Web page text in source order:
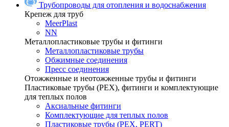
Трубопроводы для отопления и водоснабжения
Крепеж для труб
MeerPlast
NN
Металлопластиковые трубы и фитинги
Металлопластиковые трубы
Обжимные соединения
Пресс соединения
Отожженные и неотожженные трубы и фитинги
Пластиковые трубы (РЕХ), фитинги и комплектующие
для теплых полов
Аксиальные фитинги
Комплектующие для теплых полов
Пластиковые трубы (РЕХ, PERT)